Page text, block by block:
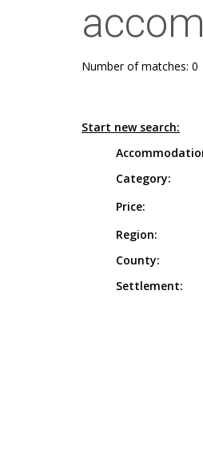
Number of matches: 0
Start new search:
Category:
Price:
Region:
County:
Settlement: